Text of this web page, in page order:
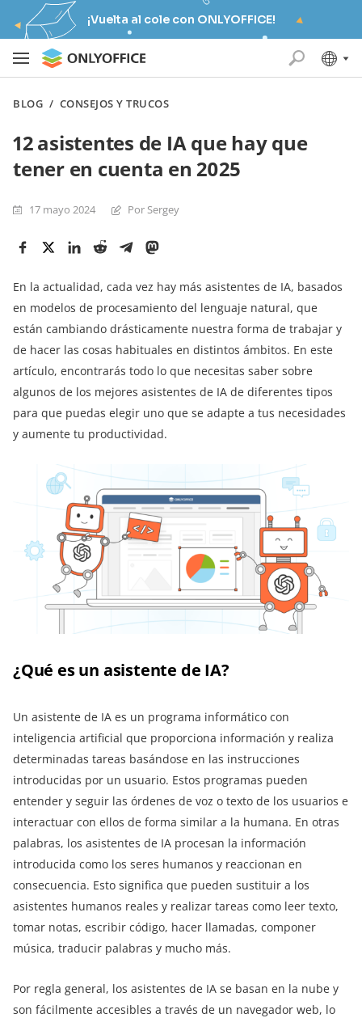
¡Vuelta al cole con ONLYOFFICE!
BLOG / CONSEJOS Y TRUCOS
12 asistentes de IA que hay que
tener en cuenta en 2025
17 mayo 2024 Por Sergey
En la actualidad, cada vez hay más asistentes de IA, basados
en modelos de procesamiento del lenguaje natural, que
están cambiando drásticamente nuestra forma de trabajar y
de hacer las cosas habituales en distintos ámbitos. En este
artículo, encontrarás todo lo que necesitas saber sobre
algunos de los mejores asistentes de IA de diferentes tipos
para que puedas elegir uno que se adapte a tus necesidades
y aumente tu productividad.
¿Qué es un asistente de IA?
Un asistente de IA es un programa informático con
inteligencia artificial que proporciona información y realiza
determinadas tareas basándose en las instrucciones
introducidas por un usuario. Estos programas pueden
entender y seguir las órdenes de voz o texto de los usuarios e
interactuar con ellos de forma similar a la humana. En otras
palabras, los asistentes de IA procesan la información
introducida como los seres humanos y reaccionan en
consecuencia. Esto significa que pueden sustituir a los
asistentes humanos reales y realizar tareas como leer texto,
tomar notas, escribir código, hacer llamadas, componer
música, traducir palabras y mucho más.
Por regla general, los asistentes de IA se basan en la nube y
son fácilmente accesibles a través de un navegador web, lo